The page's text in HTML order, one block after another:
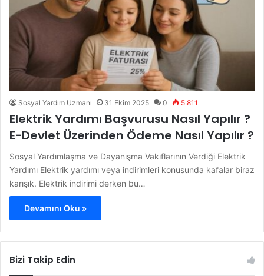
Sosyal Yardım Uzmanı 31 Ekim 2025 0 5.811
Elektrik Yardımı Başvurusu Nasıl Yapılır ?
E-Devlet Üzerinden Ödeme Nasıl Yapılır ?
Sosyal Yardımlaşma ve Dayanışma Vakıflarının Verdiği Elektrik
Yardımı Elektrik yardımı veya indirimleri konusunda kafalar biraz
karışık. Elektrik indirimi derken bu…
Devamını Oku »
Bizi Takip Edin